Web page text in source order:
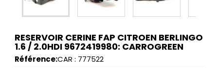
RESERVOIR CERINE FAP CITROEN BERLINGO
1.6 / 2.0HDI 9672419980: CARROGREEN
Référence:CAR : 777522